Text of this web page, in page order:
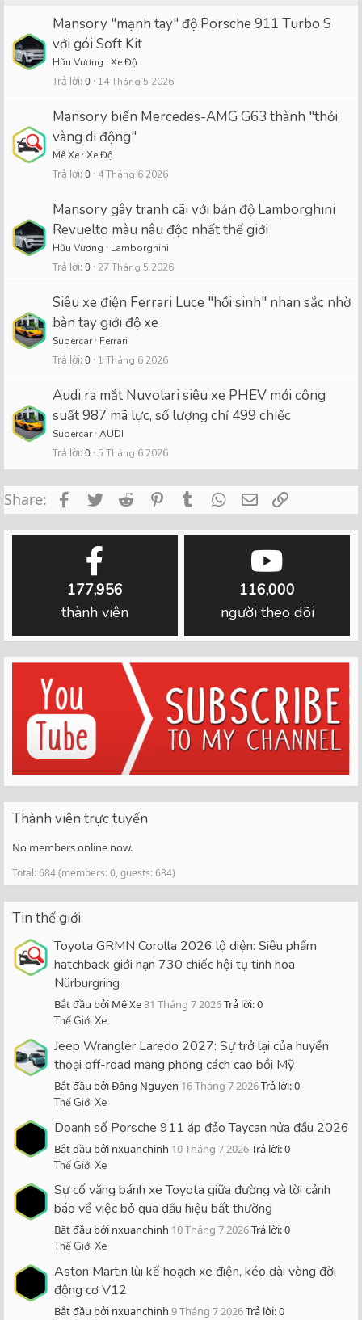
Mansory "mạnh tay" độ Porsche 911 Turbo S
với gói Soft Kit
Hữu Vương Xe Độ
Trả lời 0 14 Tháng 5 2026
Mansory biến Mercedes-AMG G63 thành "thỏi
vàng di động"
Mê Xe Xe Độ
Trả lời 0 4 Tháng 6 2026
Mansory gây tranh cãi với bản độ Lamborghini
Revuelto màu nâu độc nhất thế giới
Hữu Vương Lamborghini
Trả lời 0 27 Tháng 5 2026
Siêu xe điện Ferrari Luce "hồi sinh" nhan sắc nhờ
bàn tay giới độ xe
Supercar Ferrari
Trả lời 0 1 Tháng 6 2026
Audi ra mắt Nuvolari siêu xe PHEV mới công
suất 987 mã lực, số lượng chỉ 499 chiếc
Supercar AUDI
Trả lời 0 5 Tháng 6 2026
Share: FacebookTwitterReddit PinterestTumblrWhatsApp
Email
177,956
thành viên
116,000
người theo dõi
Thành viên trực tuyến
No members online now.
Total: 684 (members: 0, guests: 684)
Tin thế giới
Toyota GRMN Corolla 2026 lộ diện: Siêu phẩm
hatchback giới hạn 730 chiếc hội tụ tinh hoa
Nürburgring
Bắt đầu bởi Mê Xe31 Tháng 7 2026Trả lời: 0
Thế Giới Xe
Jeep Wrangler Laredo 2027: Sự trở lại của huyền
thoại off-road mang phong cách cao bồi Mỹ
Bắt đầu bởi Đăng Nguyen 16 Tháng 7 2026Trả lời: 0
Thế Giới Xe
Doanh số Porsche 911 áp đảo Taycan nửa đầu 2026
Bắt đầu bởi nxuanchinh 10 Tháng 7 2026Trả lời: 0
Thế Giới Xe
Sự cố văng bánh xe Toyota giữa đường và lời cảnh
báo về việc bỏ qua dấu hiệu bất thường
Bắt đầu bởi nxuanchinh 10 Tháng 7 2026Trả lời: 0
Thế Giới Xe
Aston Martin lùi kế hoạch xe điện, kéo dài vòng đời
động cơ V12
Bắt đầu bởi nxuanchinh 9 Tháng 7 2026Trả lời: 0